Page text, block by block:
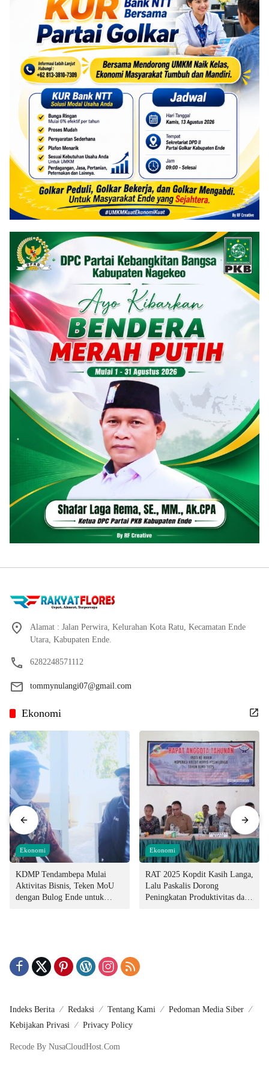
Alamat : Jalan Perwira, Kelurahan Kota Ratu, Kecamatan Ende
Utara, Kabupaten Ende.
6282248571112
tommynulangi07@gmail.com
Ekonomi
Ekonomi
KDMP Tendambepa Mulai
Aktivitas Bisnis, Teken MoU
dengan Bulog Ende untuk
Ekonomi
RAT 2025 Kopdit Kasih Langa,
Lalu Paskalis Dorong
Peningkatan Produktivitas dan
Indeks Berita Redaksi Tentang Kami
Pedoman Media Siber
Kebijakan Privasi
Privacy Policy
Recode By NusaCloudHost.Com